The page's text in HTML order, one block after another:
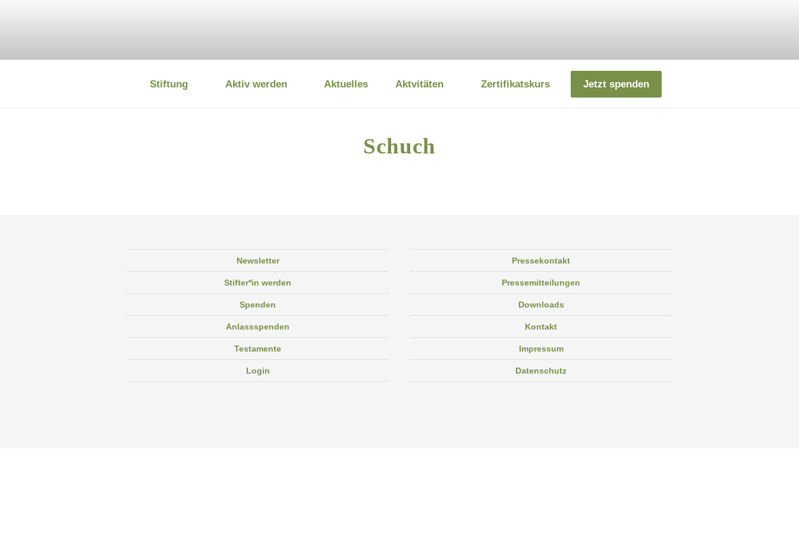
DEUTSCHE UMWELTSTIFTUNG
Stiftung Aktiv werden Aktuelles Aktvitäten Zertifikatskurs Jetzt spenden
Schuch
Newsletter
Stifter*in werden
Spenden
Anlassspenden
Testamente
Login
Pressekontakt
Pressemitteilungen
Downloads
Kontakt
Impressum
Datenschutz